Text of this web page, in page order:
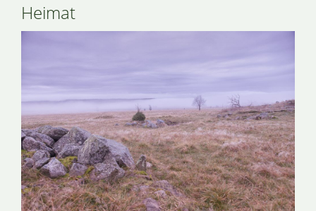
Heimat